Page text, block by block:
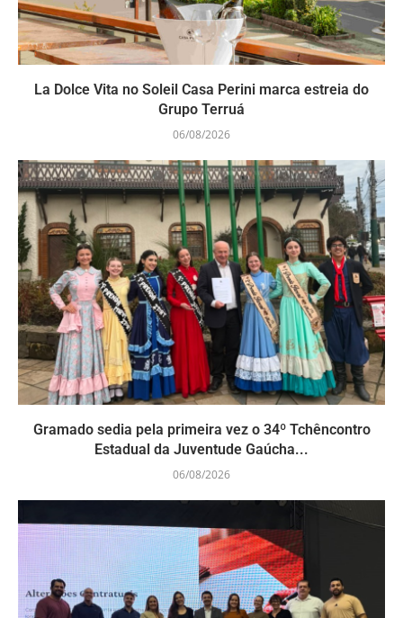
La Dolce Vita no Soleil Casa Perini marca estreia do
Grupo Terruá
06/08/2026
Gramado sedia pela primeira vez o 34º Tchêncontro
Estadual da Juventude Gaúcha...
06/08/2026